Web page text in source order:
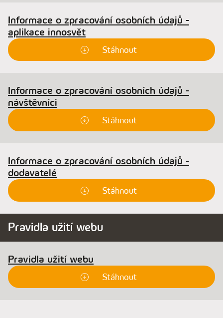
Informace o zpracování osobních údajů -
aplikace innosvět
Stáhnout
Informace o zpracování osobních údajů -
návštěvníci
Stáhnout
Informace o zpracování osobních údajů -
dodavatelé
Stáhnout
Pravidla užití webu
Pravidla užití webu
Stáhnout